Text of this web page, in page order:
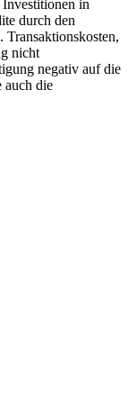
in
durch den
Transaktionskosten,
nicht
negativ auf die
auch die